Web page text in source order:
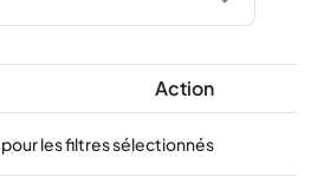
Action
les filtres sélectionnés